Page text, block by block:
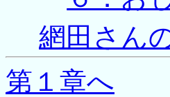
網田さん
第１章へ